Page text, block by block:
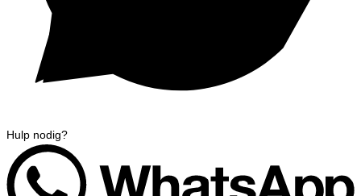
Hulp nodig?